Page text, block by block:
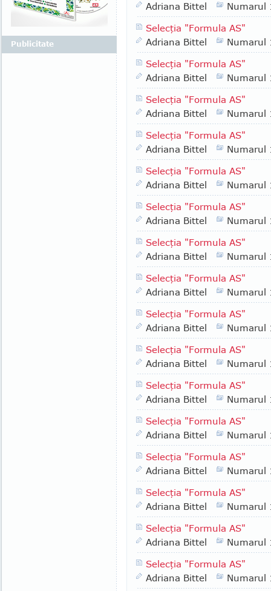
Adriana Bittel
Numarul
Selecţia "Formula AS"
Adriana Bittel
Numarul
Selecţia "Formula AS"
Adriana Bittel
Numarul
Selecţia "Formula AS"
Adriana Bittel
Numarul
Selecţia "Formula AS"
Adriana Bittel
Numarul
Selecţia "Formula AS"
Adriana Bittel
Numarul
Selecţia "Formula AS"
Adriana Bittel
Numarul
Selecţia "Formula AS"
Adriana Bittel
Numarul
Selecţia "Formula AS"
Adriana Bittel
Numarul
Selecţia "Formula AS"
Adriana Bittel
Numarul
Selecţia "Formula AS"
Adriana Bittel
Numarul
Selecţia "Formula AS"
Adriana Bittel
Numarul
Selecţia "Formula AS"
Adriana Bittel
Numarul
Selecţia "Formula AS"
Adriana Bittel
Numarul
Selecţia "Formula AS"
Adriana Bittel
Numarul
Selecţia "Formula AS"
Adriana Bittel
Numarul
Selecţia "Formula AS"
Adriana Bittel
Numarul
Publicitate